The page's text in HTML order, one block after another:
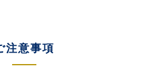
注意事項